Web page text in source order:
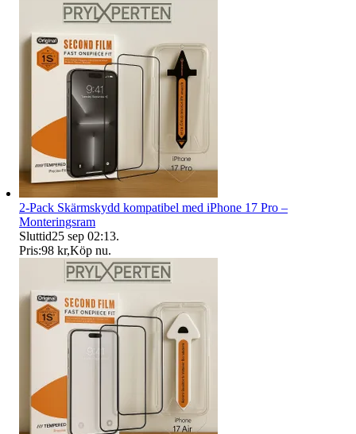
2-Pack Skärmskydd kompatibel med iPhone 17 Pro –
Monteringsram
Sluttid25 sep 02:13.
Pris:98 kr,Köp nu.